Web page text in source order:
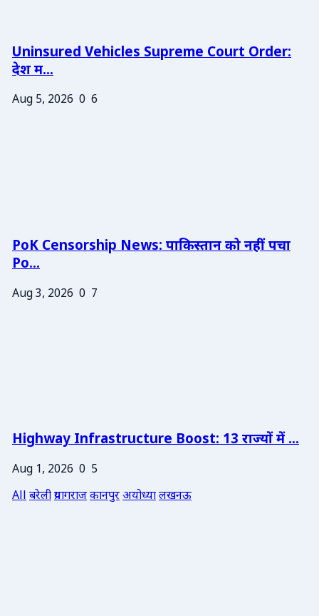
Uninsured Vehicles Supreme Court Order:
देश म...
Aug 5, 2026 0 6
PoK Censorship News: पाकिस्तान को नहीं पचा
Po...
Aug 3, 2026 0 7
Highway Infrastructure Boost: 13 राज्यों में ...
Aug 1, 2026 0 5
Allबरेलीप्रयागराजकानपुरअयोध्यालखनऊ